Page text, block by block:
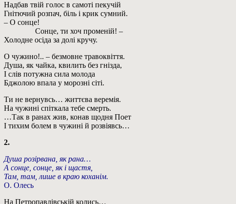
Надбав твій голос в самоті пекучій
Гнітючий розпач, біль і крик сумний.
– О сонце!
Сонце, ти хоч променій! –
Холодне осіда за долі кручу.
О чужино!.. – безмовне травоквіття.
Душа, як чайка, квилить без гнізда,
І слів потужна сила молода
Бджолою впала у морозні сіті.
Ти не вернувсь… життєва веремія.
На чужині спіткала тебе смерть.
…Так в ранах жив, конав щодня Поет
І тихим болем в чужині й розвіявсь…
2.
Душа розірвана, як рана…
А сонце, сонце, як і щастя,
Там, там, лише в краю коханім.
О. Олесь
На Петропавлівській колись…